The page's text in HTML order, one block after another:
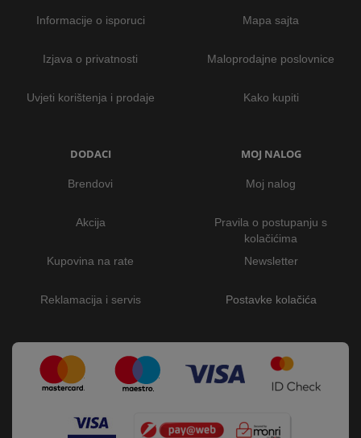
Informacije o isporuci
Izjava o privatnosti
Uvjeti korištenja i prodaje
Mapa sajta
Maloprodajne poslovnice
Kako kupiti
DODACI
Brendovi
Akcija
Kupovina na rate
Reklamacija i servis
MOJ NALOG
Moj nalog
Pravila o postupanju s
kolačićima
Newsletter
Postavke kolačića